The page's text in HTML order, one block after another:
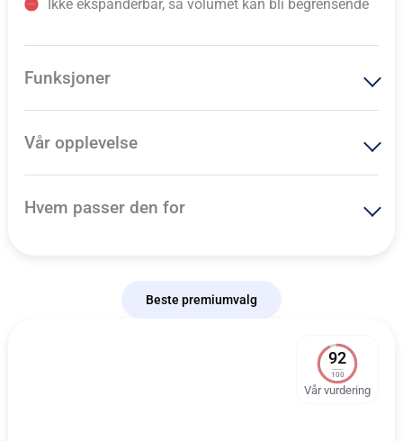
Ikke ekspanderbar, så volumet kan bli begrensende
Funksjoner
Vår opplevelse
Hvem passer den for
Beste premiumvalg
92
100
Vår vurdering